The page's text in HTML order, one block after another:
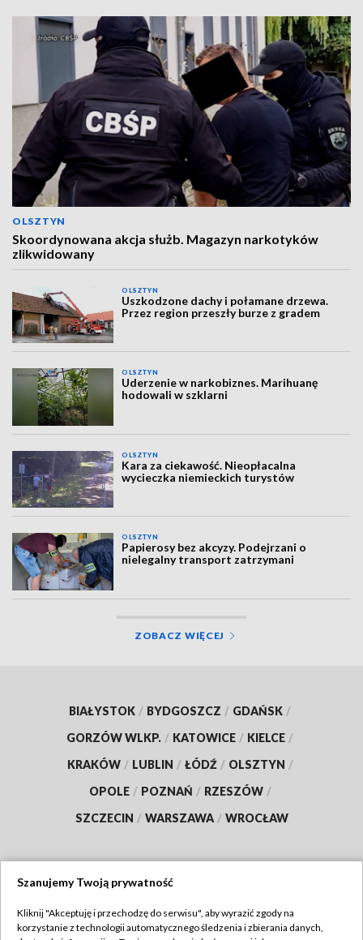
OLSZTYN
Skoordynowana akcja służb. Magazyn narkotyków
zlikwidowany
OLSZTYN
Uszkodzone dachy i połamane drzewa.
Przez region przeszły burze z gradem
OLSZTYN
Uderzenie w narkobiznes. Marihuanę
hodowali w szklarni
OLSZTYN
Kara za ciekawość. Nieopłacalna
wycieczka niemieckich turystów
OLSZTYN
Papierosy bez akcyzy. Podejrzani o
nielegalny transport zatrzymani
ZOBACZ WIĘCEJ
BIAŁYSTOK / BYDGOSZCZ / GDAŃSK /
GORZÓW WLKP. / KATOWICE / KIELCE /
KRAKÓW / LUBLIN / ŁÓDŹ / OLSZTYN /
OPOLE / POZNAŃ / RZESZÓW /
SZCZECIN / WARSZAWA / WROCŁAW
TVP
Szanujemy Twoją prywatność
Kliknij "Akceptuję i przechodzę do serwisu", aby wyrazić zgody na
korzystanie z technologii automatycznego śledzenia i zbierania danych,